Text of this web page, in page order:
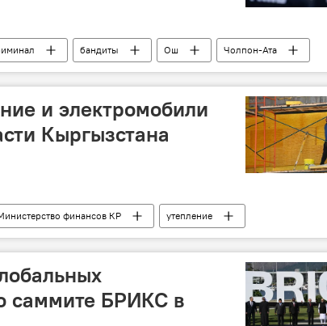
бандиты Ош
Чолпон-Ата
и электромобили
Кыргызстана
финансов КР
утепление
фонд развития
саммите БРИКС в